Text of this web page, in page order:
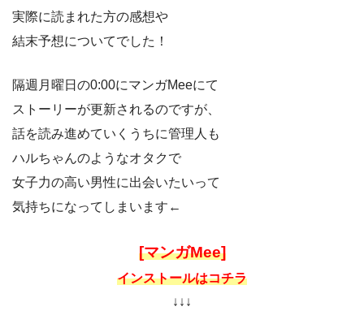
実際に読まれた方の感想や
結末予想についてでした！
隔週月曜日の0:00にマンガMeeにて
ストーリーが更新されるのですが、
話を読み進めていくうちに管理人も
ハルちゃんのようなオタクで
女子力の高い男性に出会いたいって
気持ちになってしまいます←
[マンガMee]
インストールはコチラ
↓↓↓